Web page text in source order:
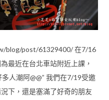
blog/post/61329400/ 在7/16
最近在台北車站附近上課，
人潮阿@@” 我們在7/19受邀
下，還是塞滿了好奇的朋友